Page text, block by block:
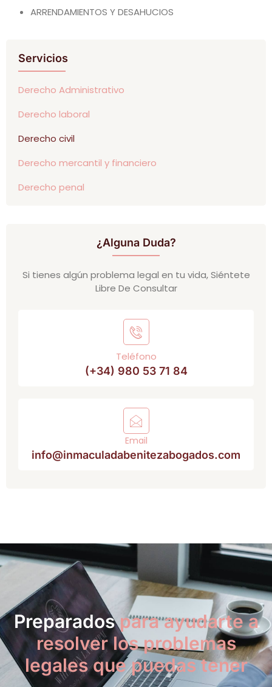
ARRENDAMIENTOS Y DESAHUCIOS
Servicios
Derecho Administrativo
Derecho laboral
Derecho civil
Derecho mercantil y financiero
Derecho penal
¿Alguna Duda?
Si tienes algún problema legal en tu vida, Siéntete
Libre De Consultar
Teléfono
(+34) 980 53 71 84
Email
info@inmaculadabenitezabogados.com
Preparadospara ayudarte a
resolver los problemas
legales que puedas tener